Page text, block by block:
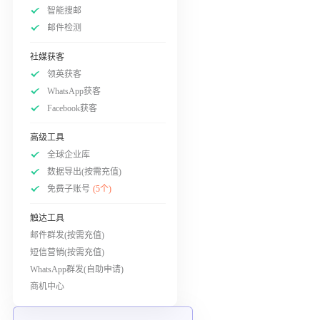
智能搜邮
邮件检测
社媒获客
领英获客
WhatsApp获客
Facebook获客
高级工具
全球企业库
数据导出(按需充值)
免费子账号 (5个)
触达工具
邮件群发(按需充值)
短信营销(按需充值)
WhatsApp群发(自助申请)
商机中心